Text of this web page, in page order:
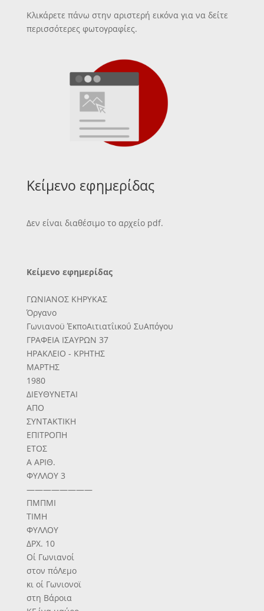
Κλικάρετε πάνω στην αριστερή εικόνα για να δείτε
περισσότερες φωτογραφίες.
Κείμενο εφημερίδας
Δεν είναι διαθέσιμο το αρχείο pdf.
Κείμενο εφημερίδας
ΓΩΝΙΑΝΟΣ ΚΗΡΥΚΑΣ
Όργανο
Γωνιανοϋ ΈκποΑιτιατΐικοΰ ΣυΑπόγου
ΓΡΑΦΕΙΑ ΙΣΑΥΡΩΝ 37
ΗΡΑΚΛΕΙΟ - ΚΡΗΤΗΣ
ΜΑΡΤΗΣ
1980
ΔΙΕΥΘΥΝΕΤΑΙ
ΑΠΟ
ΣΥΝΤΑΚΤΙΚΗ
ΕΠΙΤΡΟΠΗ
ΕΤΟΣ
Α ΑΡΙΘ.
ΦΥΛΛΟΥ 3
————————
ΠΜΠΜΙ
ΤΙΜΗ
ΦΥΛΛΟΥ
ΔΡΧ. 10
Οί Γωνιανοί
στον πόΛεμο
κι οί Γωνιονοϊ
στη Βάροια